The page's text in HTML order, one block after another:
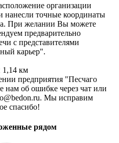
организации
нанесли точные координаты
При желании Вы можете
предварительно
с представителями
карьер".
1,14 км
предприятия "Песчаго
об ошибке через чат или
Мы исправим
спасибо!
рядом